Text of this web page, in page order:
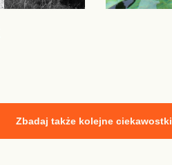
Zbadaj także kolejne ciekawostki